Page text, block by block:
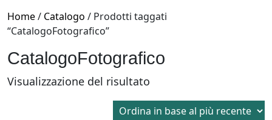
Home/ Catalogo / Prodotti taggati
“CatalogoFotografico”
CatalogoFotografico
Visualizzazione del risultato